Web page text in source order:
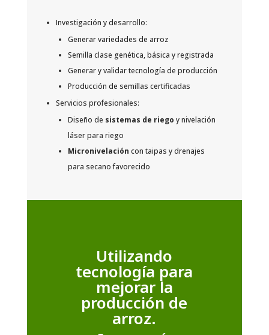
Investigación y desarrollo:
Generar variedades de arroz
Semilla clase genética, básica y registrada
Generar y validar tecnología de producción
Producción de semillas certificadas
Servicios profesionales:
Diseño de sistemas de riego y nivelación
láser para riego
Micronivelación con taipas y drenajes
para secano favorecido
Utilizando
tecnología para
mejorar la
producción de
arroz.